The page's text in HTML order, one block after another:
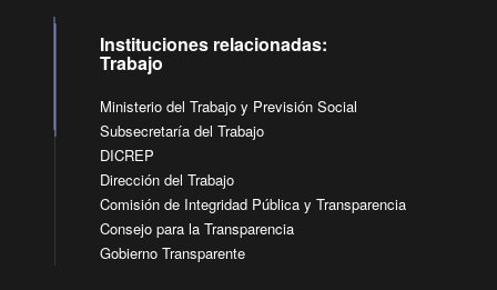
Instituciones relacionadas:
Trabajo
Ministerio del Trabajo y Previsión Social
Subsecretaría del Trabajo
DICREP
Dirección del Trabajo
Comisión de Integridad Pública y Transparencia
Consejo para la Transparencia
Gobierno Transparente